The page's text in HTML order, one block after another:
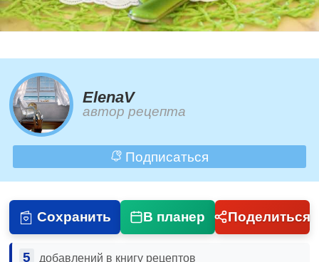
ElenaV
автор рецепта
Подписаться
Сохранить В планер Поделиться
5 добавлений в книгу рецептов